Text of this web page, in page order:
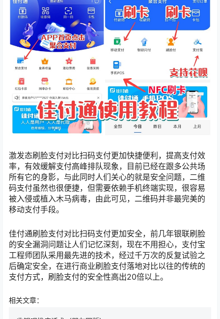
激发态刷脸支付对比扫码支付更加快捷便利，提高支付效
率，有效缓解支付高峰排队现象，目前已经在跟多公共场
所有它的身影，与此同时人们关心的就是安全问题，二维
码支付虽然也很便捷，但需要依赖手机终端实现，很容易
被入侵或植入木马病毒，由此可见，二维码并非最完美的
移动支付手段。
佳付通刷脸支付对比扫码支付更加安全，前几年银联刷脸
的安全漏洞问题让人们记忆深刻，现在不用担心，支付宝
工程师团队采用最先进的技术，经过千万次的反复试验之
后确定安全，在进行商业刷脸支付落地对比以往的传统的
支付方式，刷脸支付的安全性高出20倍以上。
相关文章：